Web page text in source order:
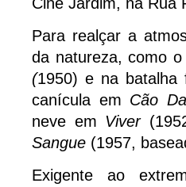
Para realçar a
da natureza, como
(1950) e na batalha
canícula em Cão
neve em Viver
Sangue (1957,
Exigente ao